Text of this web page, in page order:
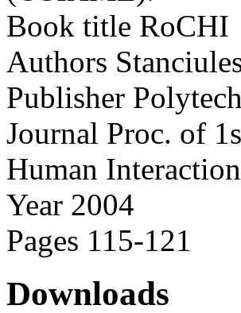
Book title RoCHI
Authors
Publisher
Journal Proc. of
Human Interaction
Year 2004
Pages 115-121
Downloads